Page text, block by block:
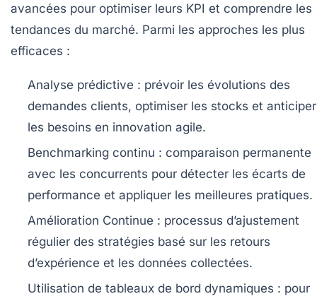
avancées pour optimiser leurs KPI et comprendre les
tendances du marché. Parmi les approches les plus
efficaces :
Analyse prédictive : prévoir les évolutions des
demandes clients, optimiser les stocks et anticiper
les besoins en innovation agile.
Benchmarking continu : comparaison permanente
avec les concurrents pour détecter les écarts de
performance et appliquer les meilleures pratiques.
Amélioration Continue : processus d’ajustement
régulier des stratégies basé sur les retours
d’expérience et les données collectées.
Utilisation de tableaux de bord dynamiques : pour